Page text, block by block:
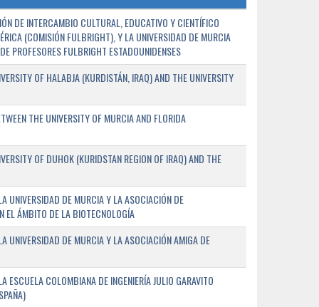
DE INTERCAMBIO CULTURAL, EDUCATIVO Y CIENTÍFICO
(COMISIÓN FULBRIGHT), Y LA UNIVERSIDAD DE MURCIA
PROFESORES FULBRIGHT ESTADOUNIDENSES
OF HALABJA (KURDISTÁN, IRAQ) AND THE UNIVERSITY
THE UNIVERSITY OF MURCIA AND FLORIDA
OF DUHOK (KURIDSTAN REGION OF IRAQ) AND THE
UNIVERSIDAD DE MURCIA Y LA ASOCIACIÓN DE
EL ÁMBITO DE LA BIOTECNOLOGÍA
UNIVERSIDAD DE MURCIA Y LA ASOCIACIÓN AMIGA DE
ESCUELA COLOMBIANA DE INGENIERÍA JULIO GARAVITO